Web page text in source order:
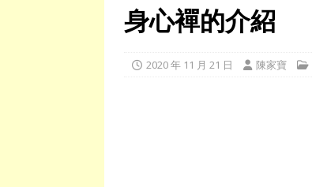
身心襌的介紹
2020 年 11 月 21 日 陳家寶